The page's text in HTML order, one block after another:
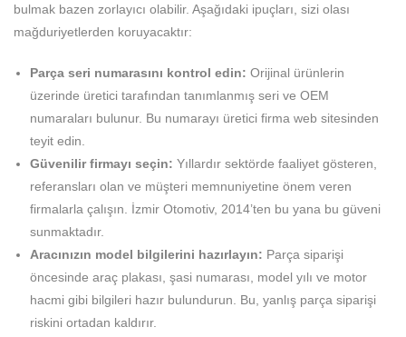
bulmak bazen zorlayıcı olabilir. Aşağıdaki ipuçları, sizi olası
mağduriyetlerden koruyacaktır:
Parça seri numarasını kontrol edin: Orijinal ürünlerin
üzerinde üretici tarafından tanımlanmış seri ve OEM
numaraları bulunur. Bu numarayı üretici firma web sitesinden
teyit edin.
Güvenilir firmayı seçin: Yıllardır sektörde faaliyet gösteren,
referansları olan ve müşteri memnuniyetine önem veren
firmalarla çalışın. İzmir Otomotiv, 2014’ten bu yana bu güveni
sunmaktadır.
Aracınızın model bilgilerini hazırlayın: Parça siparişi
öncesinde araç plakası, şasi numarası, model yılı ve motor
hacmi gibi bilgileri hazır bulundurun. Bu, yanlış parça siparişi
riskini ortadan kaldırır.